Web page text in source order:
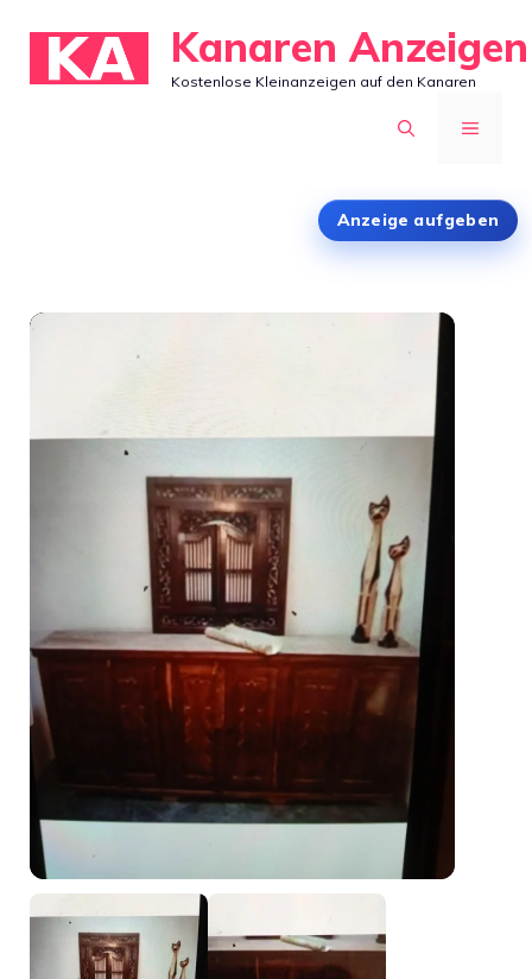
Inhalt
springen
Kanaren Anzeigen
Kostenlose Kleinanzeigen auf den Kanaren
MENÜ
Anzeige aufgeben